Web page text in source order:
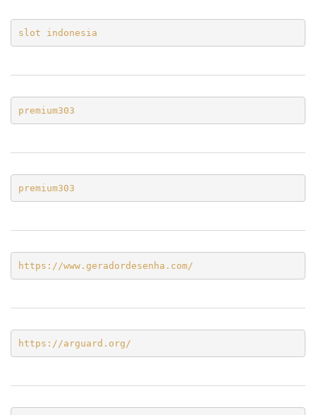
slot indonesia
premium303
premium303
https://www.geradordesenha.com/
https://arguard.org/